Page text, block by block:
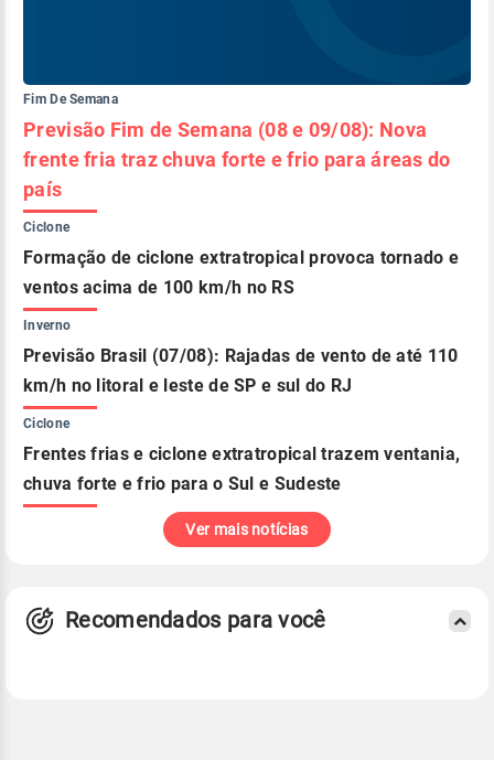
Fim De Semana
Previsão Fim de Semana (08 e 09/08): Nova
frente fria traz chuva forte e frio para áreas do
país
Ciclone
Formação de ciclone extratropical provoca tornado e
ventos acima de 100 km/h no RS
Inverno
Previsão Brasil (07/08): Rajadas de vento de até 110
km/h no litoral e leste de SP e sul do RJ
Ciclone
Frentes frias e ciclone extratropical trazem ventania,
chuva forte e frio para o Sul e Sudeste
Ver mais notícias
Recomendados para você